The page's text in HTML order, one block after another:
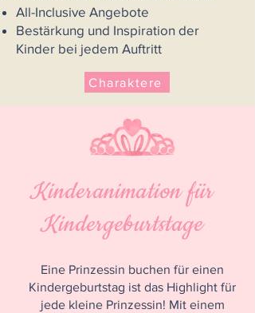
All-Inclusive Angebote
Bestärkung und Inspiration der
Kinder bei jedem Auftritt
Charaktere
Kinderanimation für
Kindergeburtstage
Eine Prinzessin buchen für einen
Kindergeburtstag ist das Highlight für
jede kleine Prinzessin! Mit einem